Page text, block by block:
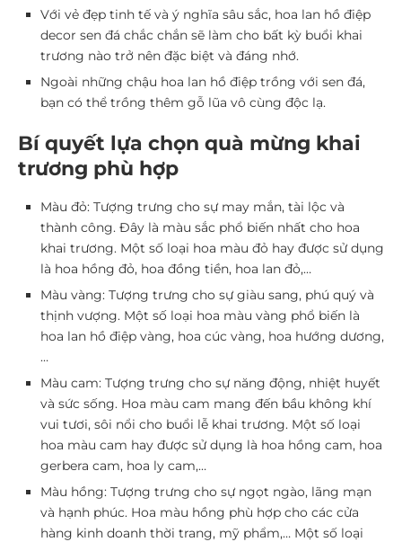
Với vẻ đẹp tinh tế và ý nghĩa sâu sắc, hoa lan hồ điệp
decor sen đá chắc chắn sẽ làm cho bất kỳ buổi khai
trương nào trở nên đặc biệt và đáng nhớ.
Ngoài những chậu hoa lan hồ điệp trồng với sen đá,
bạn có thể trồng thêm gỗ lũa vô cùng độc lạ.
Bí quyết lựa chọn quà mừng khai
trương phù hợp
Màu đỏ: Tượng trưng cho sự may mắn, tài lộc và
thành công. Đây là màu sắc phổ biến nhất cho hoa
khai trương. Một số loại hoa màu đỏ hay được sử dụng
là hoa hồng đỏ, hoa đồng tiền, hoa lan đỏ,…
Màu vàng: Tượng trưng cho sự giàu sang, phú quý và
thịnh vượng. Một số loại hoa màu vàng phổ biến là
hoa lan hồ điệp vàng, hoa cúc vàng, hoa hướng dương,
…
Màu cam: Tượng trưng cho sự năng động, nhiệt huyết
và sức sống. Hoa màu cam mang đến bầu không khí
vui tươi, sôi nổi cho buổi lễ khai trương. Một số loại
hoa màu cam hay được sử dụng là hoa hồng cam, hoa
gerbera cam, hoa ly cam,…
Màu hồng: Tượng trưng cho sự ngọt ngào, lãng mạn
và hạnh phúc. Hoa màu hồng phù hợp cho các cửa
hàng kinh doanh thời trang, mỹ phẩm,… Một số loại